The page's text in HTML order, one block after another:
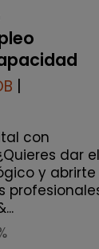
|
con
dar el
y abrirte